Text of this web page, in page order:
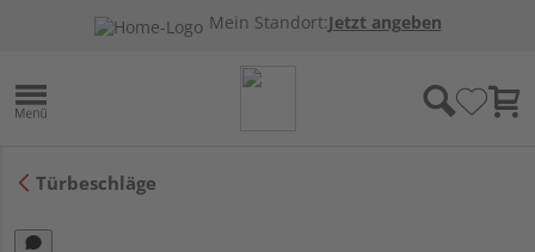
Mein Standort:Jetzt angeben
Türbeschläge